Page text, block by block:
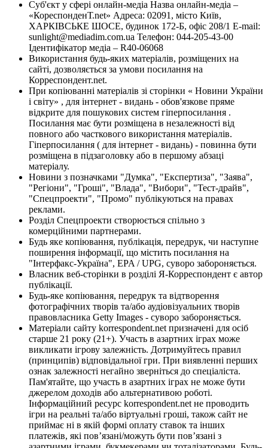
Суб'єкт у сфері онлайн-медіа Назва онлайн-медіа –
«КореспонденТ.net» Адреса: 02091, місто Київ,
ХАРКІВСЬКЕ ШОСЕ, будинок 172-Б, офіс 208/1 E-mail:
sunlight@mediadim.com.ua Телефон: 044-205-43-00
Ідентифікатор медіа – R40-06068
Використання будь-яких матеріалів, розміщених на
сайті, дозволяється за умови посилання на
Корреспондент.net.
При копіюванні матеріалів зі сторінки « Новини України
і світу» , для інтернет - видань - обов'язкове пряме
відкрите для пошукових систем гіперпосилання .
Посилання має бути розміщена в незалежності від
повного або часткового використання матеріалів.
Гіперпосилання ( для інтернет - видань) - повинна бути
розміщена в підзаголовку або в першому абзаці
матеріалу.
Новини з позначками "Думка", "Експертиза", "Заява",
"Регіони", "Гроші", "Влада", "Вибори", "Тест-драйв",
"Спецпроекти", "Промо" публікуються на правах
реклами.
Розділ Спецпроекти створюється спільно з
комерційними партнерами.
Будь яке копіювання, публікація, передрук, чи наступне
поширення інформації, що містить посилання на
"Інтерфакс-Україна", EPA / UPG, суворо забороняється.
Власник веб-сторінки в розділі Я-Корреспондент є автор
публікації.
Будь-яке копіювання, передрук та відтворення
фотографічних творів та/або аудіовізуальних творів
правовласника Getty Images - суворо забороняється.
Матеріали сайту korrespondent.net призначені для осіб
старше 21 року (21+). Участь в азартних іграх може
викликати ігрову залежність. Дотримуйтесь правил
(принципів) відповідальної гри. При виявленні перших
ознак залежності негайно зверніться до спеціаліста.
Пам'ятайте, що участь в азартних іграх не може бути
джерелом доходів або альтернативою роботі.
Інформаційний ресурс korrespondent.net не проводить
ігри на реальні та/або віртуальні гроші, також сайт не
приймає ні в якій формі оплату ставок та інших
платежів, які пов’язані/можуть бути пов’язані з